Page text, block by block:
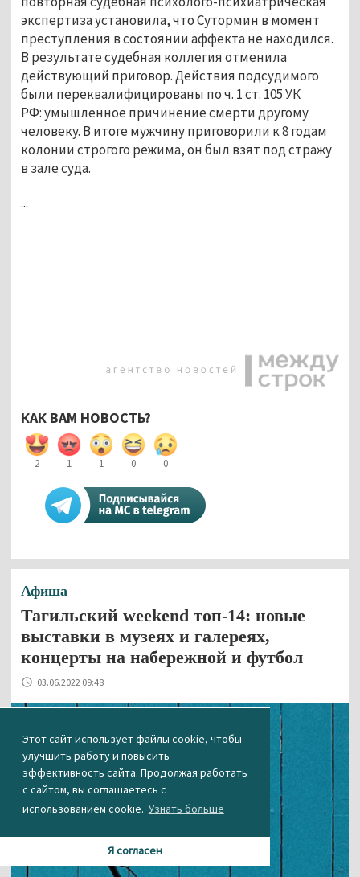
Этот сайт использует файлы cookie, чтобы
улучшить работу и повысить
эффективность сайта. Продолжая работать
с сайтом, вы соглашаетесь с
использованием cookie. Узнать больше
Я согласен
экспертиза установила, что Сутормин в момент
преступления в состоянии аффекта не находился.
В результате судебная коллегия отменила
действующий приговор. Действия подсудимого
были переквалифицированы по ч. 1 ст. 105 УК
РФ: умышленное причинение смерти другому
человеку. В итоге мужчину приговорили к 8 годам
колонии строгого режима, он был взят под стражу
в зале суда.
...
КАК ВАМ НОВОСТЬ?
2 1 1 0 0
Афиша
Тагильский weekend топ-14: новые
выставки в музеях и галереях,
концерты на набережной и футбол
03.06.2022 09:48